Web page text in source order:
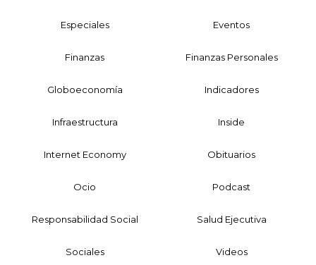
Especiales Eventos
Finanzas Finanzas Personales
Globoeconomía Indicadores
Infraestructura Inside
Internet Economy Obituarios
Ocio Podcast
Responsabilidad Social Salud Ejecutiva
Sociales Videos